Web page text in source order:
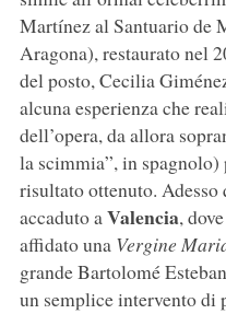
Martínez al Santuario de
Aragona), restaurato nel
del posto, Cecilia
alcuna esperienza che
dell’opera, da allora
la scimmia”, in
risultato ottenuto.
accaduto aValencia,
affidato una Vergine
grande Bartolomé
un semplice intervento di